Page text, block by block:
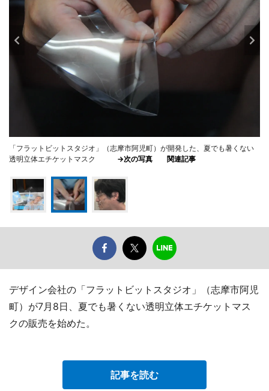
「フラットビットスタジオ」（志摩市阿児町）が開発した、夏でも暑くない
透明立体エチケットマスク →次の写真 関連記事
デザイン会社の「フラットビットスタジオ」（志摩市阿児
町）が7月8日、夏でも暑くない透明立体エチケットマス
クの販売を始めた。
記事を読む